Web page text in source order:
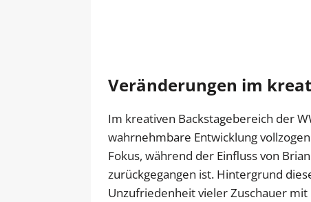
Veränderungen im
Im kreativen Backstagebereich der
wahrnehmbare Entwicklung
Fokus, während der Einfluss von
zurückgegangen ist. Hintergrund
Unzufriedenheit vieler Zuschauer